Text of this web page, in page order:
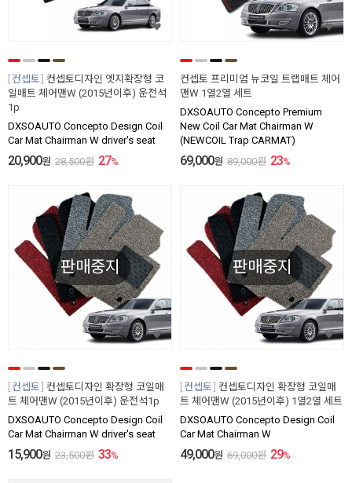
컨셉토
컨셉토디자인 엣지확장형 코
일매트 체어맨W (2015년이후) 운전석
1p
DXSOAUTO Concepto Design Coil
Car Mat Chairman W driver's seat
20,900원 28,500원 27%
컨셉토 프리미엄 뉴코일 트랩매트 체어
맨W 1열2열 세트
DXSOAUTO Concepto Premium
New Coil Car Mat Chairman W
(NEWCOIL Trap CARMAT)
69,000원 89,000원 23%
판매중지
컨셉토
컨셉토디자인 확장형 코일매
트 체어맨W (2015년이후) 운전석1p
DXSOAUTO Concepto Design Coil
Car Mat Chairman W driver's seat
15,900원 23,500원 33%
판매중지
컨셉토
컨셉토디자인 확장형 코일매
트 체어맨W (2015년이후) 1열2열 세트
DXSOAUTO Concepto Design Coil
Car Mat Chairman W
49,000원 69,000원 29%